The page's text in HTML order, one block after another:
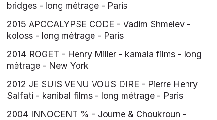
bridges - long métrage - Paris
2015 APOCALYPSE CODE - Vadim Shmelev -
koloss - long métrage - Paris
2014 ROGET - Henry Miller - kamala films - long
métrage - New York
2012 JE SUIS VENU VOUS DIRE - Pierre Henry
Salfati - kanibal films - long métrage - Paris
2004 INNOCENT % - Journe & Choukroun -